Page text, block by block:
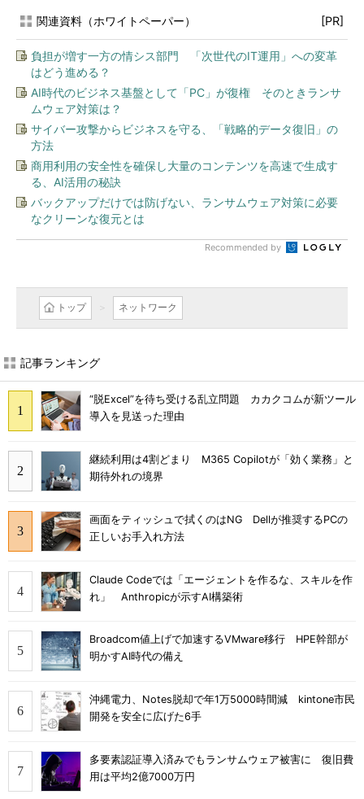
関連資料（ホワイトペーパー） [PR]
負担が増す一方の情シス部門 「次世代のIT運用」への変革
はどう進める？
AI時代のビジネス基盤として「PC」が復権 そのときランサ
ムウェア対策は？
サイバー攻撃からビジネスを守る、「戦略的データ復旧」の
方法
商用利用の安全性を確保し大量のコンテンツを高速で生成す
る、AI活用の秘訣
バックアップだけでは防げない、ランサムウェア対策に必要
なクリーンな復元とは
Recommended by
トップ ネットワーク
記事ランキング
“脱Excel”を待ち受ける乱立問題 カカクコムが新ツール
導入を見送った理由
継続利用は4割どまり M365 Copilotが「効く業務」と
期待外れの境界
画面をティッシュで拭くのはNG Dellが推奨するPCの
正しいお手入れ方法
Claude Codeでは「エージェントを作るな、スキルを作
れ」 Anthropicが示すAI構築術
Broadcom値上げで加速するVMware移行 HPE幹部が
明かすAI時代の備え
沖縄電力、Notes脱却で年1万5000時間減 kintone市民
開発を安全に広げた6手
多要素認証導入済みでもランサムウェア被害に 復旧費
用は平均2億7000万円